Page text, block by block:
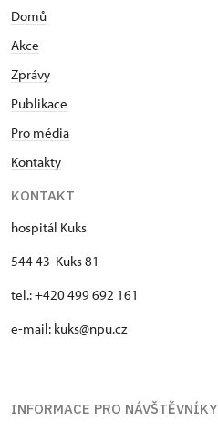
Domů
Akce
Zprávy
Publikace
Pro média
Kontakty
KONTAKT
hospitál Kuks
544 43 Kuks 81
tel.: +420 499 692 161
e-mail: kuks@npu.cz
INFORMACE PRO NÁVŠTĚVNÍKY